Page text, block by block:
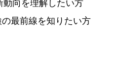
動向を理解したい方
最前線を知りたい方